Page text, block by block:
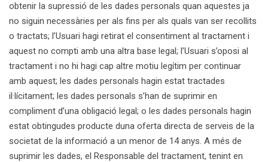
obtenir la supressió de les dades personals quan aquestes ja
no siguin necessàries per als fins per als quals van ser recollits
o tractats; l’Usuari hagi retirat el consentiment al tractament i
aquest no compti amb una altra base legal; l’Usuari s’oposi al
tractament i no hi hagi cap altre motiu legítim per continuar
amb aquest; les dades personals hagin estat tractades
il·lícitament; les dades personals s’han de suprimir en
compliment d’una obligació legal; o les dades personals hagin
estat obtingudes producte duna oferta directa de serveis de la
societat de la informació a un menor de 14 anys. A més de
suprimir les dades, el Responsable del tractament, tenint en